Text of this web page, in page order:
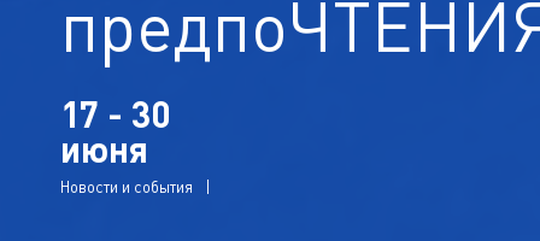
17 - 30
июня
Новости и события